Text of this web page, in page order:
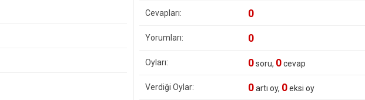
Cevapları: 0
Yorumları: 0
Oyları: 0soru, 0cevap
Verdiği Oylar: 0artı oy, 0eksi oy